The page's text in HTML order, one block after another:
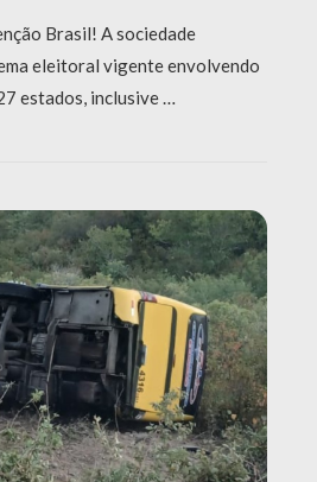
Brasil! A sociedade
eleitoral vigente envolvendo
estados, inclusive …